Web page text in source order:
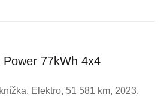
Power 77kWh 4x4
, Elektro, 51 581 km, 2023,